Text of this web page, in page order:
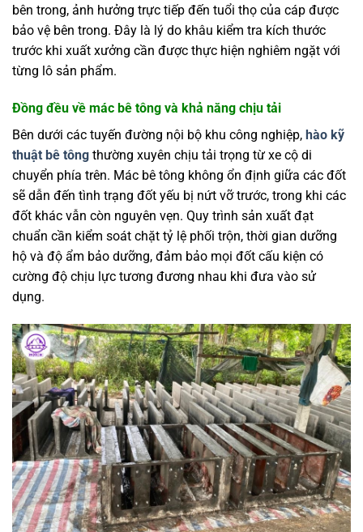
bên trong, ảnh hưởng trực tiếp đến tuổi thọ của cáp được
bảo vệ bên trong. Đây là lý do khâu kiểm tra kích thước
trước khi xuất xưởng cần được thực hiện nghiêm ngặt với
từng lô sản phẩm.
Đồng đều về mác bê tông và khả năng chịu tải
Bên dưới các tuyến đường nội bộ khu công nghiệp, hào kỹ
thuật bê tông thường xuyên chịu tải trọng từ xe cộ di
chuyển phía trên. Mác bê tông không ổn định giữa các đốt
sẽ dẫn đến tình trạng đốt yếu bị nứt vỡ trước, trong khi các
đốt khác vẫn còn nguyên vẹn. Quy trình sản xuất đạt
chuẩn cần kiểm soát chặt tỷ lệ phối trộn, thời gian dưỡng
hộ và độ ẩm bảo dưỡng, đảm bảo mọi đốt cấu kiện có
cường độ chịu lực tương đương nhau khi đưa vào sử
dụng.